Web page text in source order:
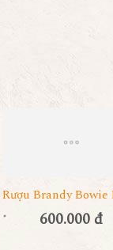
Rượu Brandy Bowie
600.000 đ